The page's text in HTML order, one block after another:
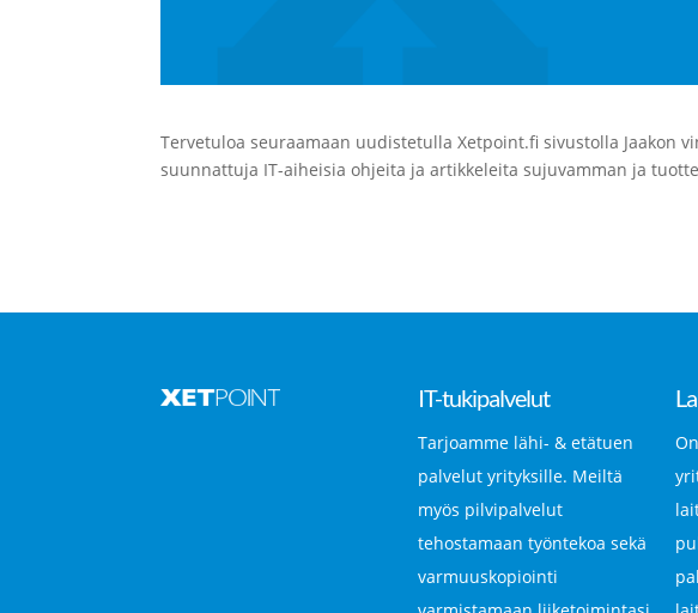
Tervetuloa seuraamaan uudistetulla Xetpoint.fi sivustolla Jaakon
suunnattuja IT-aiheisia ohjeita ja artikkeleita sujuvamman ja
IT-tukipalvelut
Tarjoamme lähi- & etätuen
palvelut yrityksille. Meiltä
myös pilvipalvelut
tehostamaan työntekoa sekä
varmuuskopiointi